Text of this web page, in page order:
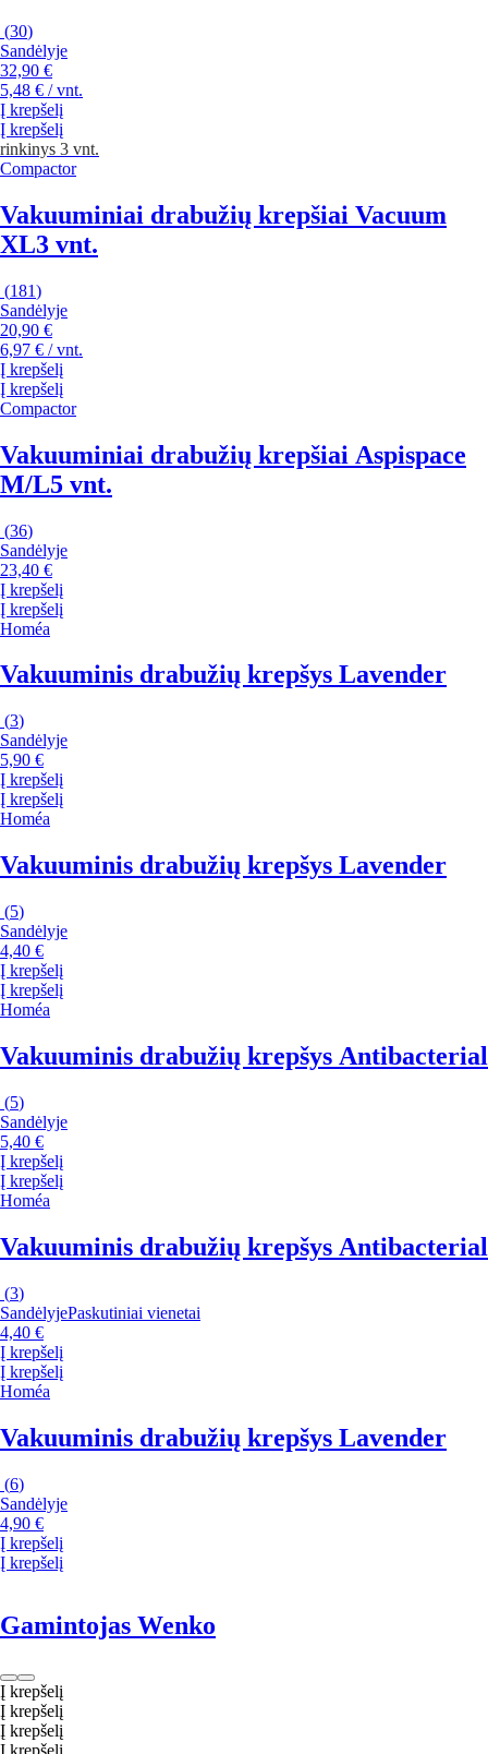
(30)
Sandėlyje
32,90 €
5,48 € / vnt.
Į krepšelį
Į krepšelį
rinkinys 3 vnt.
Compactor
Vakuuminiai drabužių krepšiai Vacuum
XL3 vnt.
(181)
Sandėlyje
20,90 €
6,97 € / vnt.
Į krepšelį
Į krepšelį
Compactor
Vakuuminiai drabužių krepšiai Aspispace
M/L5 vnt.
(36)
Sandėlyje
23,40 €
Į krepšelį
Į krepšelį
Homéa
Vakuuminis drabužių krepšys Lavender
(3)
Sandėlyje
5,90 €
Į krepšelį
Į krepšelį
Homéa
Vakuuminis drabužių krepšys Lavender
(5)
Sandėlyje
4,40 €
Į krepšelį
Į krepšelį
Homéa
Vakuuminis drabužių krepšys Antibacterial
(5)
Sandėlyje
5,40 €
Į krepšelį
Į krepšelį
Homéa
Vakuuminis drabužių krepšys Antibacterial
(3)
SandėlyjePaskutiniai vienetai
4,40 €
Į krepšelį
Į krepšelį
Homéa
Vakuuminis drabužių krepšys Lavender
(6)
Sandėlyje
4,90 €
Į krepšelį
Į krepšelį
Gamintojas Wenko
Į krepšelį
Į krepšelį
Į krepšelį